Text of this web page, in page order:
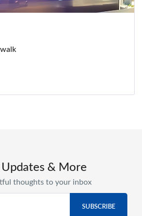
& More
thoughts to your inbox